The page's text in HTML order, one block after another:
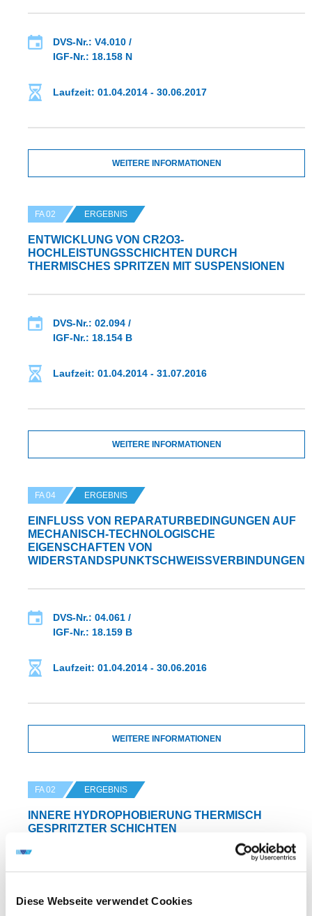
Diese Webseite verwendet Cookies
DVS-Nr.: V4.010 /
IGF-Nr.: 18.158 N
Laufzeit: 01.04.2014 - 30.06.2017
WEITERE INFORMATIONEN
FA 02 ERGEBNIS
ENTWICKLUNG VON CR2O3-
HOCHLEISTUNGSSCHICHTEN DURCH
THERMISCHES SPRITZEN MIT SUSPENSIONEN
DVS-Nr.: 02.094 /
IGF-Nr.: 18.154 B
Laufzeit: 01.04.2014 - 31.07.2016
WEITERE INFORMATIONEN
FA 04 ERGEBNIS
EINFLUSS VON REPARATURBEDINGUNGEN AUF
MECHANISCH-TECHNOLOGISCHE
EIGENSCHAFTEN VON
WIDERSTANDSPUNKTSCHWEISSVERBINDUNGEN
DVS-Nr.: 04.061 /
IGF-Nr.: 18.159 B
Laufzeit: 01.04.2014 - 30.06.2016
WEITERE INFORMATIONEN
FA 02 ERGEBNIS
INNERE HYDROPHOBIERUNG THERMISCH
GESPRITZTER SCHICHTEN
IGF-Nr.: 18.153 B